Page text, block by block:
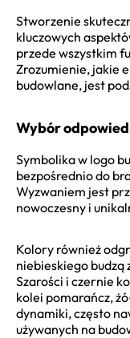
Stworzenie
kluczowych
przede wszystkim
Zrozumienie, jakie
budowlane, jest
Wybór
Symbolika w logo
bezpośrednio do
Wyzwaniem jest
nowoczesny i
Kolory również
niebieskiego budzą
Szarości i czernie
kolei pomarańcz,
dynamiki, często
używanych na